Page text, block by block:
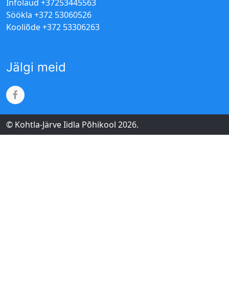
Infolaud +37253445563
Söökla +372 53060526
Kooliõde +372 53306263
Jälgi meid
© Kohtla-Järve Iidla Põhikool 2026.